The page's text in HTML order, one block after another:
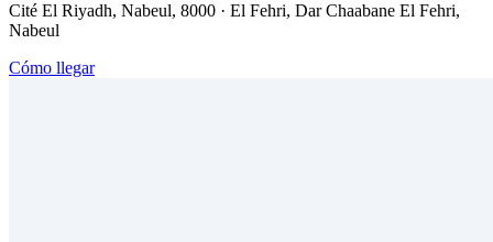
Cité El Riyadh, Nabeul, 8000 · El Fehri, Dar Chaabane El Fehri,
Nabeul
Cómo llegar